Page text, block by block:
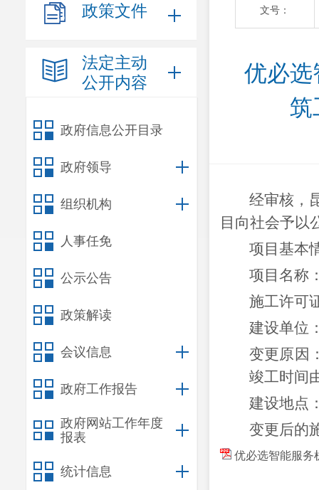
政策文件
法定主动
公开内容
政府信息公开目录
政府领导
组织机构
人事任免
公示公告
政策解读
会议信息
政府工作报告
政府网站工作年度
报表
统计信息
文号：
优必选
筑
经审核，
目向社会予以
项目基本
项目名称
施工许可
建设单位
变更原因
竣工时间
建设地点
变更后的
优必选智能服务